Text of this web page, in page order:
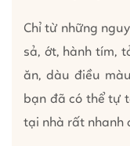
Chỉ từ những
sả, ớt, hành tím,
ăn, dàu điều
bạn đã có thể tự
tại nhà rất nhanh